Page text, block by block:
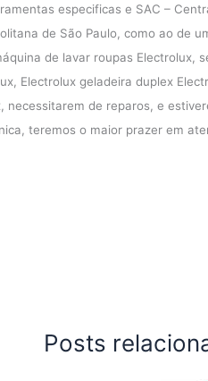
especificas e SAC –
de São Paulo, como ao de
de lavar roupas Electrolux,
Electrolux geladeira duplex
necessitarem de reparos, e
teremos o maior prazer em
Posts